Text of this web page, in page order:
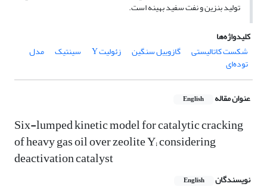
تولید بنزین و نفت سفید بهینه است.
کلیدواژه‌ها
شکست کاتالیستی
گازوییل سنگین زئولیت Y سینتیک مدل
توده‌ای
عنوان مقاله English
Six-lumped kinetic model for catalytic cracking
of heavy gas oil over zeolite Y; considering
deactivation catalyst
نویسندگان English